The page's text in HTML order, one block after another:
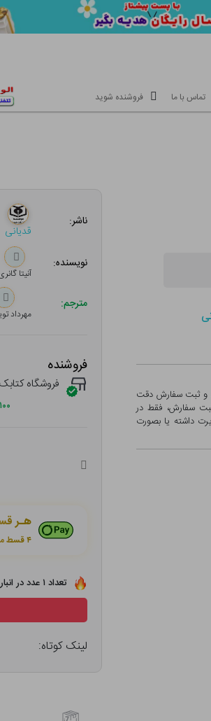
تماس با ما فروشنده شوید
و ثبت سفارش دقت
سفارش، فقط در
داشته یا بصورت
ناشر:
قدیانی
نویسنده:
آنیتا
مترجم:
مهرداد
فروشنده
فروشگاه کتابک
۱۰۰
هـر
۴ قسط مــاهـانـه؛ بـدون سـود، چـک و ضـامـن
تعداد ۱ عدد در انبار موجود است
لینک کوتاه: